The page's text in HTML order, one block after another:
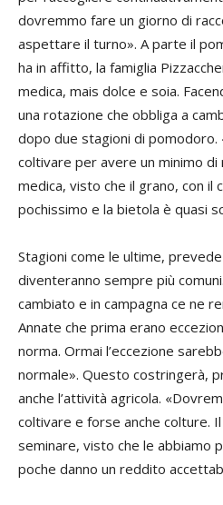
dovremmo fare un giorno di
aspettare il turno». A parte il
ha in affitto, la famiglia
medica, mais dolce e soia.
una rotazione che obbliga a
dopo due stagioni di pomodoro.
coltivare per avere un minimo di
medica, visto che il grano, con il
pochissimo e la bietola è quasi
Stagioni come le ultime,
diventeranno sempre più
cambiato e in campagna ce ne
Annate che prima erano
norma. Ormai l’eccezione
normale». Questo costringerà,
anche l’attività agricola.
coltivare e forse anche colture.
seminare, visto che le abbiamo
poche danno un reddito